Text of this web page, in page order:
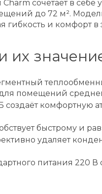
сочетает в
до 72 м².
и комфорт в
их
помещений
создаёт
быстрому и
удаляет
питания 220